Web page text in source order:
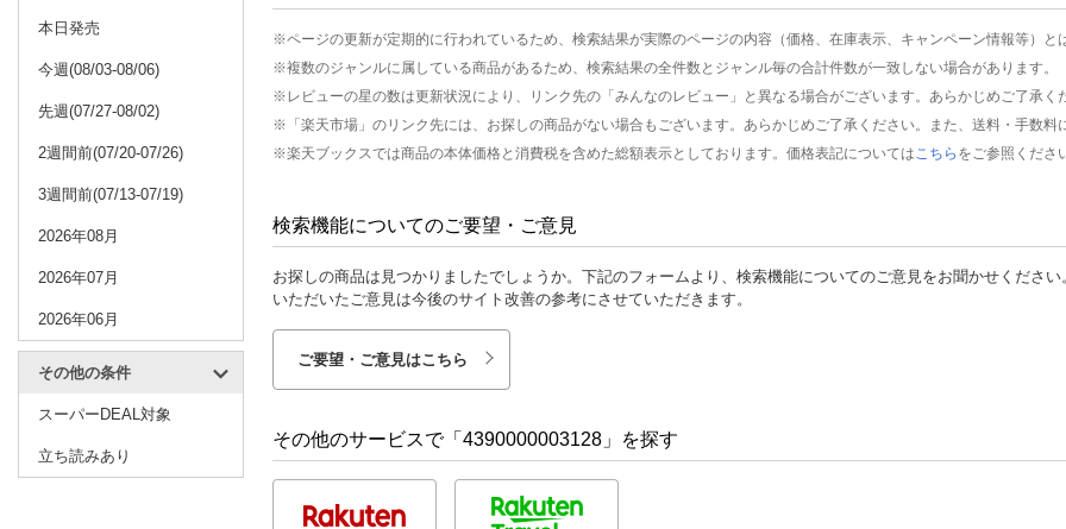
本日発売
今週(08/03-08/06)
先週(07/27-08/02)
2週間前(07/20-07/26)
3週間前(07/13-07/19)
2026年08月
2026年07月
2026年06月
その他の条件
スーパーDEAL対象
立ち読みあり
※ページの更新が定期的に行われているため、検索結果が実際のページの内容（価格、在庫表示、キャンペーン情報等）と
※複数のジャンルに属している商品があるため、検索結果の全件数とジャンル毎の合計件数が一致しない場合があります。
※レビューの星の数は更新状況により、リンク先の「みんなのレビュー」と異なる場合がございます。あらかじめご了承く
※「楽天市場」のリンク先には、お探しの商品がない場合もございます。あらかじめご了承ください。また、送料・手数料
※楽天ブックスでは商品の本体価格と消費税を含めた総額表示としております。価格表記については こちら をご参照くださ
検索機能についてのご要望・ご意見
お探しの商品は見つかりましたでしょうか。下記のフォームより、検索機能についてのご意見をお聞かせください
いただいたご意見は今後のサイト改善の参考にさせていただきます。
ご要望・ご意見はこちら
その他のサービスで「4390000003128」を探す